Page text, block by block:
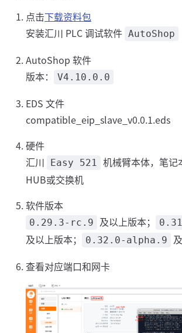
点击下载资料包
安装汇川 PLC 调试软件 AutoShop
AutoShop 软件
版本：
V4.10.0.0
EDS 文件
compatible_eip_slave_v0.0.1.eds
硬件
汇川
Easy 521 机械臂本体，笔记
HUB或交换机
软件版本
0.29.3-rc.9 及以上版本；
及以上版本； 0.32.0-alpha.9
查看对应端口和网卡